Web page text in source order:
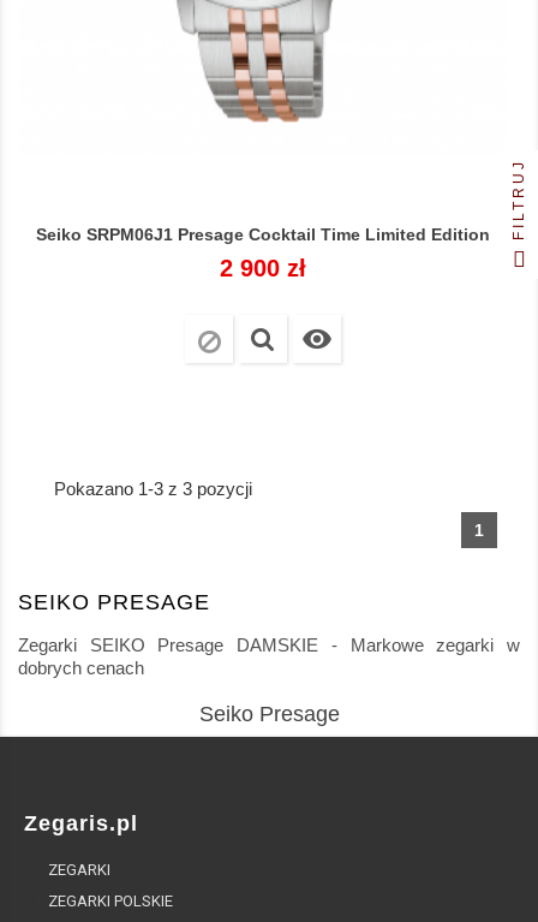
Seiko SRPM06J1 Presage Cocktail Time Limited Edition
Cena
2 900 zł

Pokazano 1-3 z 3 pozycji
1
SEIKO PRESAGE
Zegarki SEIKO Presage DAMSKIE - Markowe zegarki w
dobrych cenach
Seiko Presage
Zegaris.pl
ZEGARKI
ZEGARKI POLSKIE
FILTRUJ